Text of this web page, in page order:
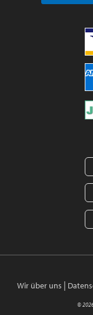
Wir über uns |
©